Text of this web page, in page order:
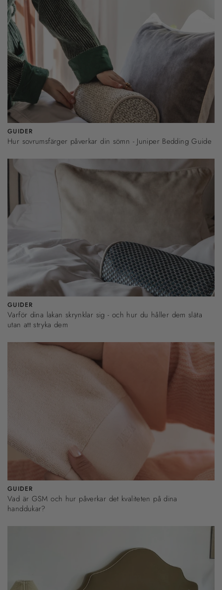
GUIDER
Hur sovrumsfärger påverkar din sömn - Juniper Bedding Guide
GUIDER
Varför dina lakan skrynklar sig - och hur du håller dem släta
utan att stryka dem
GUIDER
Vad är GSM och hur påverkar det kvaliteten på dina
handdukar?